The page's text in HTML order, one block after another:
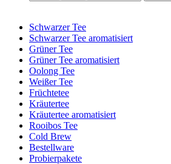
Schwarzer Tee
Schwarzer Tee aromatisiert
Grüner Tee
Grüner Tee aromatisiert
Oolong Tee
Weißer Tee
Früchtetee
Kräutertee
Kräutertee aromatisiert
Rooibos Tee
Cold Brew
Bestellware
Probierpakete